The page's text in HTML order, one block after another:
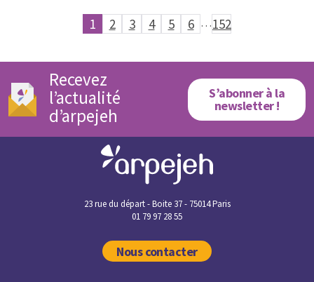
1 2 3 4 5 6 …152
Recevez
l’actualité
d’arpejeh
S’abonner à la
newsletter !
23 rue du départ - Boite 37 - 75014 Paris
01 79 97 28 55
Nous contacter